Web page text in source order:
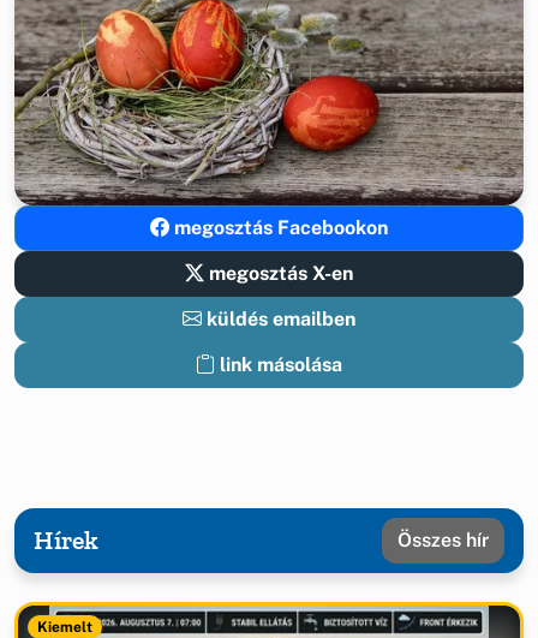
megosztás Facebookon
megosztás X-en
küldés emailben
link másolása
Hírek Összes hír
Kiemelt